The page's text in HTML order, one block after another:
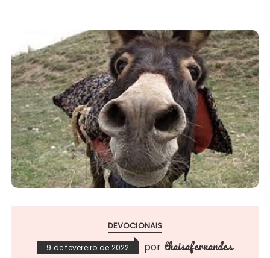
DEVOCIONAIS
9 de fevereiro de 2022 por thaisafernandes